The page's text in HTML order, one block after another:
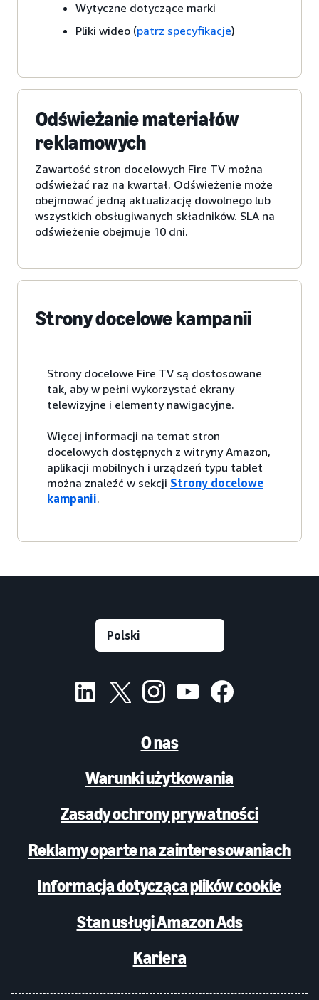
Wytyczne dotyczące marki
Pliki wideo (patrz specyfikacje)
Odświeżanie materiałów
reklamowych
Zawartość stron docelowych Fire TV można
odświeżać raz na kwartał. Odświeżenie może
obejmować jedną aktualizację dowolnego lub
wszystkich obsługiwanych składników. SLA na
odświeżenie obejmuje 10 dni.
Strony docelowe kampanii
Strony docelowe Fire TV są dostosowane
tak, aby w pełni wykorzystać ekrany
telewizyjne i elementy nawigacyjne.
Więcej informacji na temat stron
docelowych dostępnych z witryny Amazon,
aplikacji mobilnych i urządzeń typu tablet
można znaleźć w sekcji Strony docelowe
kampanii.
O nas
Warunki użytkowania
Zasady ochrony prywatności
Reklamy oparte na zainteresowaniach
Informacja dotycząca plików cookie
Stan usługi Amazon Ads
Kariera